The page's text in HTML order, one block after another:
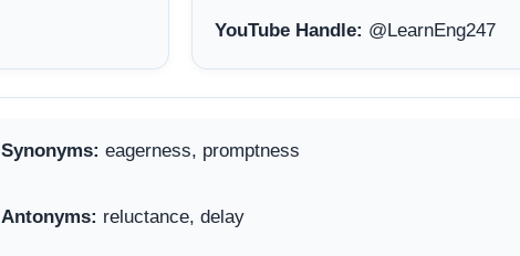
YouTube Handle: @LearnEng247
Synonyms: eagerness, promptness
Antonyms: reluctance, delay